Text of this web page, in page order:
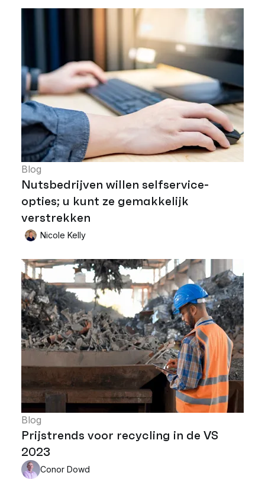
Blog
Nutsbedrijven willen selfservice-
opties; u kunt ze gemakkelijk
verstrekken
Nicole Kelly
Blog
Prijstrends voor recycling in de VS
2023
Conor Dowd